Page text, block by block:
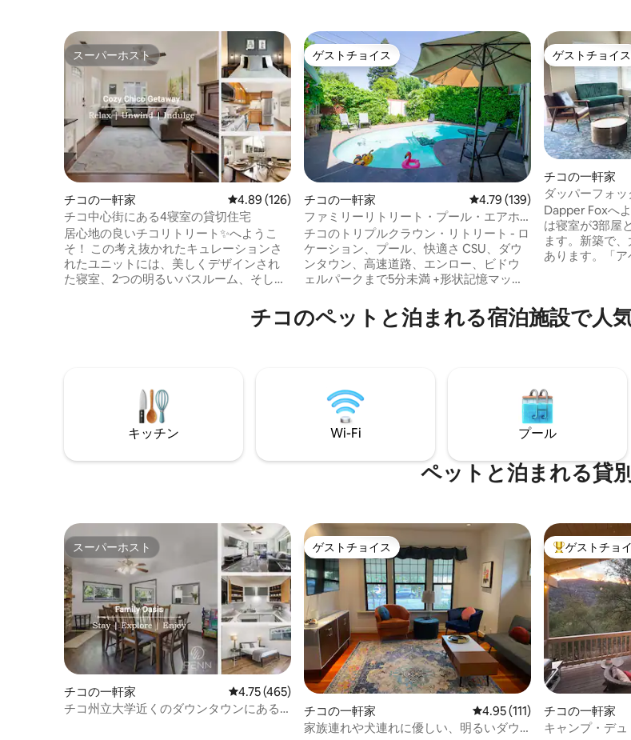
スーパーホスト
スーパーホスト
チコの一軒家 レビュー126件、5つ星中4.89つ星の平均評価
4.89 (126)
チコ中心街にある4寝室の貸切住宅
居心地の良いチコリトリート✨へようこ
そ！ この考え抜かれたキュレーションさ
れたユニットには、美しくデザインされ
た寝室、2つの明るいバスルーム、そして
が備わっています。 大家族やグループに
最適で、リラックスしたり、つながった
速Wi - Fiでストリーミングを楽しんだりし
て、朝をスタートしましょう。 ダウンタ
ウンからわずか数分のところにあるこの
宿泊先は、快適さと利便性を融合させ、
す。
ゲストチョイス
ゲストチョイス
チコの一軒家 レビュー139件、5つ星中4.79
4.79 (139)
ファミリーリトリート・プール・エアホ
ッケー・キングスイート
チコのトリプルクラウン・リトリート - ロ
ケーション、プール、快適さ CSU、ダウ
ンタウン、高速道路、エンロー、ビドウ
ェルパークまで5分未満 +形状記憶マット
ールの日（プールは温水ではありませ
ん） 卒業祝いや家族連れに最適です！寝
のスマートテレビのいずれかで、
Netflix、Disneyチャンネル、ESPN、Hulu
をストリーミングできます。
ゲストチョイス
ゲストチョイス
チコの一軒家
ダッパーフォッ
Dapper Foxへ
は寝室が3部屋
ます。新築で
あります。「
ットも人です）
り75ドルの清
までです。フェ
ん。
チコのペットと泊まれる宿泊施設で人
キッチン Wi-Fi プール
ペットと泊まれる貸
スーパーホスト
スーパーホスト
チコの一軒家 レビュー465件、5つ星中4.75つ星の平均評価
4.75 (465)
チコ州立大学近くのダウンタウンにある
ゲストチョイス
ゲストチョイス
チコの一軒家 レビュー111件、5つ星中4.95
4.95 (111)
家族連れや犬連れに優しい、明るいダウ
大好評のゲス
ゲストチョ
チコの一軒家
キャンプ・デ